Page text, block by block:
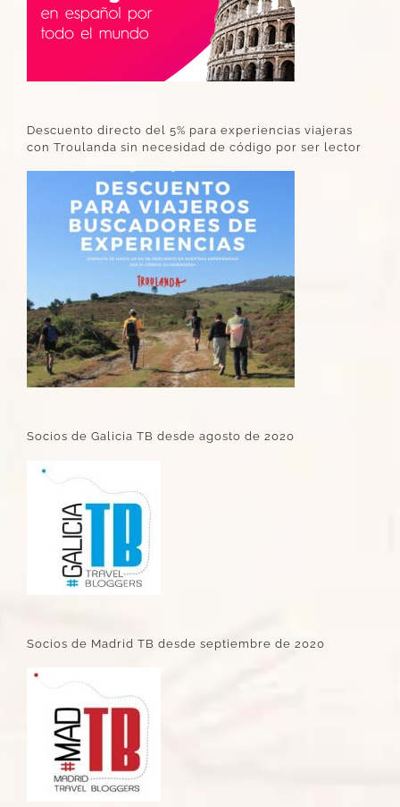
Descuento directo del 5% para experiencias viajeras
con Troulanda sin necesidad de código por ser lector
Socios de Galicia TB desde agosto de 2020
Socios de Madrid TB desde septiembre de 2020